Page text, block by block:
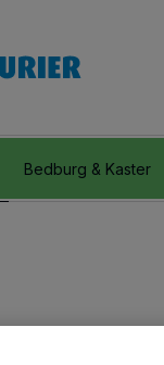
Bedburg & Kaster